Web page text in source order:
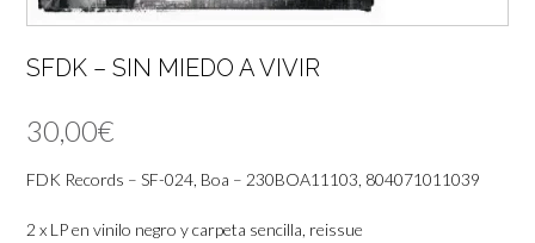
SFDK – SIN MIEDO A VIVIR
30,00€
FDK Records – SF-024, Boa – 230BOA11103, 804071011039
2 x LP en vinilo negro y carpeta sencilla, reissue